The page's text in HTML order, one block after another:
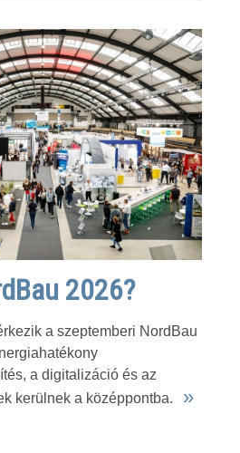
2026?
a szeptemberi NordBau
a digitalizáció és az
kerülnek a középpontba.
»